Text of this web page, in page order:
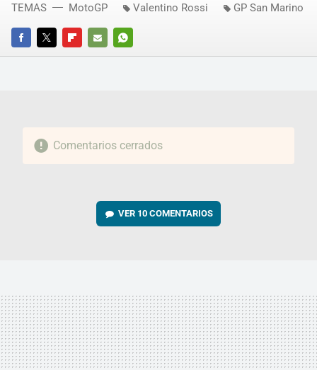
FACEBOOKTWITTERFLIPBOARD
E-
WHATSAPP
TEMAS MotoGP Valentino Rossi GP San Marino
Comentarios cerrados
VER 10 COMENTARIOS